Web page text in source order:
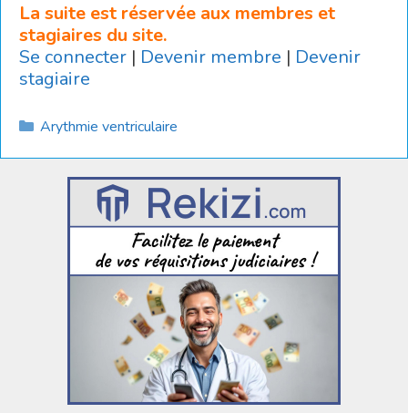
La suite est réservée aux membres et
stagiaires du site.
Se connecter | Devenir membre | Devenir
stagiaire
Catégories
Arythmie ventriculaire